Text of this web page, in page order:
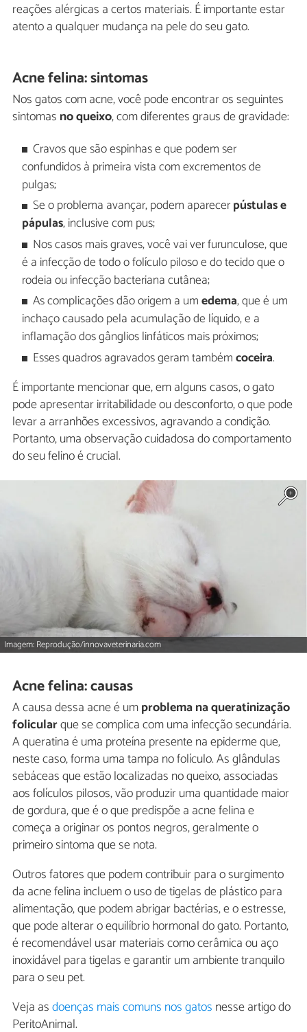
reações alérgicas a certos materiais. É importante estar
atento a qualquer mudança na pele do seu gato.
Acne felina: sintomas
Nos gatos com acne, você pode encontrar os seguintes
sintomas no queixo, com diferentes graus de gravidade:
Cravos que são espinhas e que podem ser
confundidos à primeira vista com excrementos de
pulgas;
Se o problema avançar, podem aparecerpústulas e
pápulas, inclusive com pus;
Nos casos mais graves, você vai ver furunculose, que
é a infecção de todo o folículo piloso e do tecido que o
rodeia ou infecção bacteriana cutânea;
As complicações dão origem a umedema, que é um
inchaço causado pela acumulação de líquido, e a
inflamação dos gânglios linfáticos mais próximos;
Esses quadros agravados geram tambémcoceira.
É importante mencionar que, em alguns casos, o gato
pode apresentar irritabilidade ou desconforto, o que pode
levar a arranhões excessivos, agravando a condição.
Portanto, uma observação cuidadosa do comportamento
do seu felino é crucial.
Imagem: Reprodução/innovaveterinaria.com
Acne felina: causas
A causa dessa acne é umproblema na queratinização
folicularque se complica com uma infecção secundária.
A queratina é uma proteína presente na epiderme que,
neste caso, forma uma tampa no folículo. As glândulas
sebáceas que estão localizadas no queixo, associadas
aos folículos pilosos, vão produzir uma quantidade maior
de gordura, que é o que predispõe a acne felina e
começa a originar os pontos negros, geralmente o
primeiro sintoma que se nota.
Outros fatores que podem contribuir para o surgimento
da acne felina incluem o uso de tigelas de plástico para
alimentação, que podem abrigar bactérias, e o estresse,
que pode alterar o equilíbrio hormonal do gato. Portanto,
é recomendável usar materiais como cerâmica ou aço
inoxidável para tigelas e garantir um ambiente tranquilo
para o seu pet.
Veja asdoenças mais comuns nos gatos nesse artigo do
PeritoAnimal.